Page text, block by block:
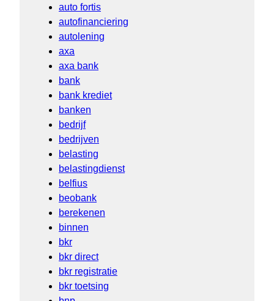
auto fortis
autofinanciering
autolening
axa
axa bank
bank
bank krediet
banken
bedrijf
bedrijven
belasting
belastingdienst
belfius
beobank
berekenen
binnen
bkr
bkr direct
bkr registratie
bkr toetsing